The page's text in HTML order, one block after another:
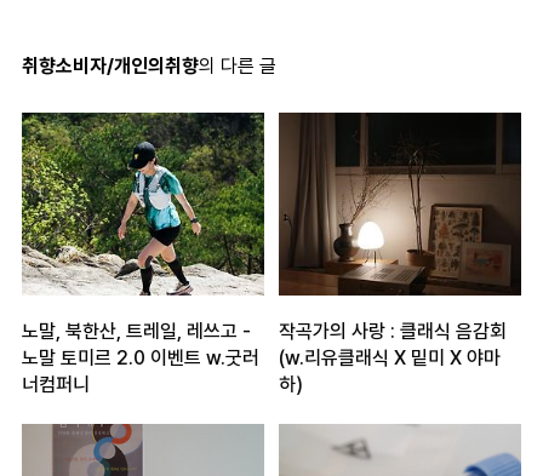
취향소비자/개인의취향의 다른 글
노말, 북한산, 트레일, 레쓰고 -
노말 토미르 2.0 이벤트 w.굿러
너컴퍼니
작곡가의 사랑 : 클래식 음감회
(w.리유클래식 X 밑미 X 야마
하)